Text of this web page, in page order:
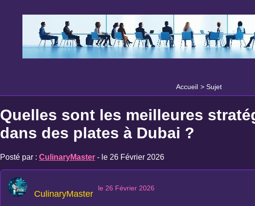
Accueil > Sujet
Quelles sont les meilleures
dans des plates à Dubai ?
Posté par : CulinaryMaster - le 26 Février 2026
CulinaryMaster
le 26 Février 2026